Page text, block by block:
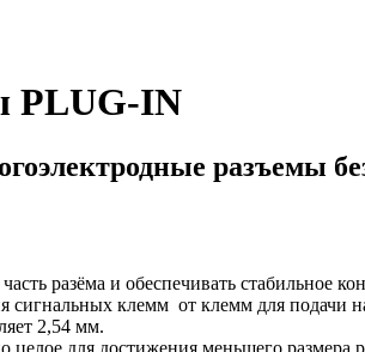
PLUG-IN
разъемы
разёма и обеспечивать стабильное
сигнальных клемм от клемм для подачи
2,54 мм.
для достижения меньшего размера